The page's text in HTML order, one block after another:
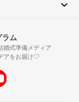
ラム
婚式準備メディア
アをお届け♡